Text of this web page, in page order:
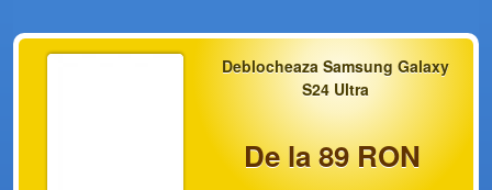
Deblocheaza Samsung Galaxy
S24 Ultra
De la 89 RON